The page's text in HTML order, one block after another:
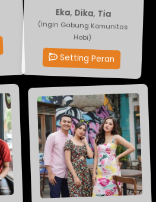
Eka,Dika,Tia
(Ingin Gabung Komunitas
Hobi)
Setting Peran